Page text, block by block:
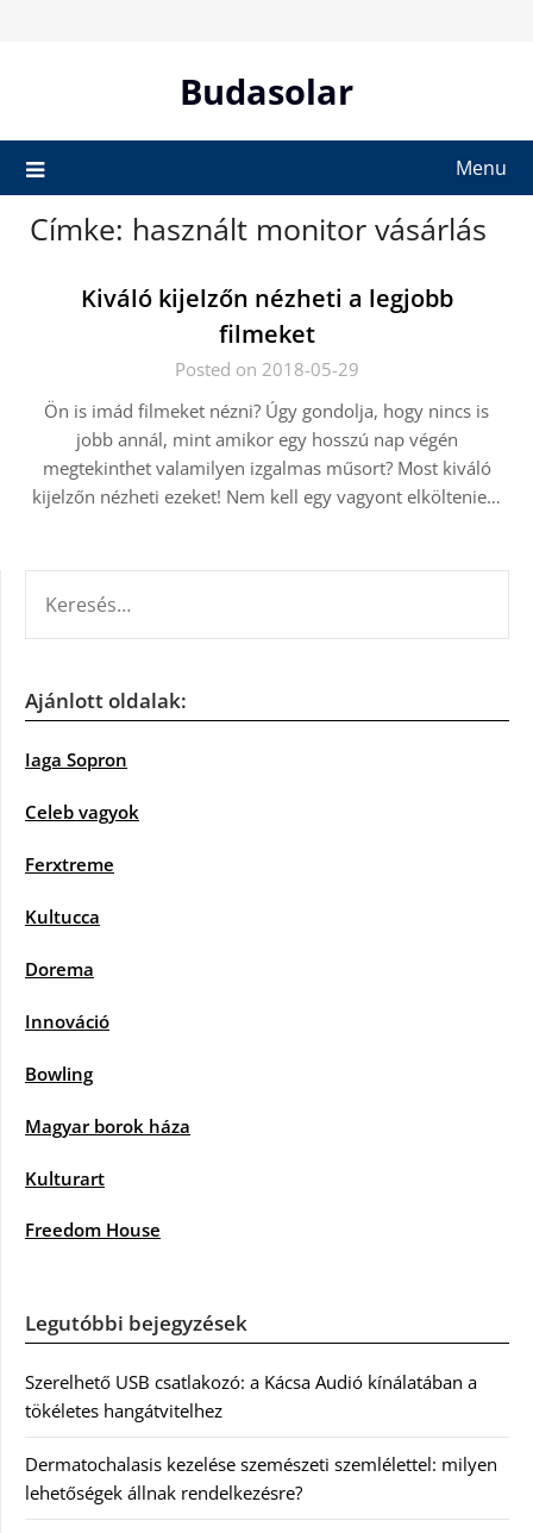
Budasolar
Menu
Címke: használt monitor vásárlás
Kiváló kijelzőn nézheti a legjobb
filmeket
Posted on 2018-05-29
Ön is imád filmeket nézni? Úgy gondolja, hogy nincs is
jobb annál, mint amikor egy hosszú nap végén
megtekinthet valamilyen izgalmas műsort? Most kiváló
kijelzőn nézheti ezeket! Nem kell egy vagyont elköltenie…
Ajánlott oldalak:
Iaga Sopron
Celeb vagyok
Ferxtreme
Kultucca
Dorema
Innováció
Bowling
Magyar borok háza
Kulturart
Freedom House
Legutóbbi bejegyzések
Szerelhető USB csatlakozó: a Kácsa Audió kínálatában a
tökéletes hangátvitelhez
Dermatochalasis kezelése szemészeti szemlélettel: milyen
lehetőségek állnak rendelkezésre?